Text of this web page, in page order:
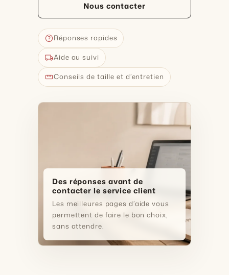
Nous contacter
helpRéponses rapides
local_shippingAide au suivi
straightenConseils de taille et d’entretien
Des réponses avant de
contacter le service client
Les meilleures pages d’aide vous
permettent de faire le bon choix,
sans attendre.